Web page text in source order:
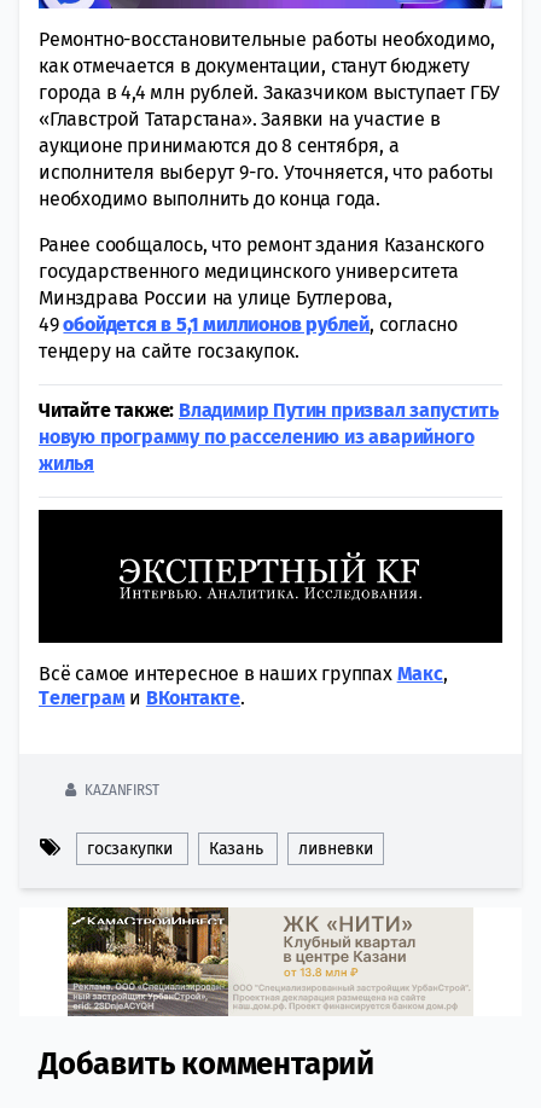
Ремонтно-восстановительные работы необходимо,
как отмечается в документации, станут бюджету
города в 4,4 млн рублей. Заказчиком выступает ГБУ
«Главстрой Татарстана». Заявки на участие в
аукционе принимаются до 8 сентября, а
исполнителя выберут 9-го. Уточняется, что работы
необходимо выполнить до конца года.
Ранее сообщалось, что ремонт здания Казанского
государственного медицинского университета
Минздрава России на улице Бутлерова,
49 обойдется в 5,1 миллионов рублей, согласно
тендеру на сайте госзакупок.
Читайте также: Владимир Путин призвал запустить
новую программу по расселению из аварийного
жилья
Всё самое интересное в наших группах Макс,
Tелеграми ВКонтакте.
KAZANFIRST
госзакупки Казань ливневки
Comment section
Добавить комментарий